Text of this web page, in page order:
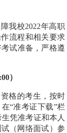
我校2022年高职
流程和相关要求
试准备，严格遵
:00）
格的考生，按时
在“准考证下载”栏
凭准考证和本人
（网络面试）参